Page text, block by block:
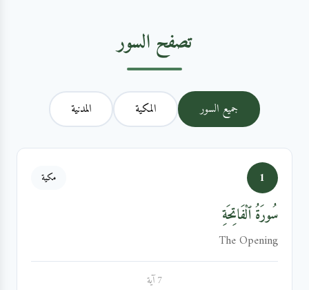
تصفح السور
جميع السور المكية المدنية
1 مكية
سُورَةُ ٱلْفَاتِحَةِ
The Opening
7 آية